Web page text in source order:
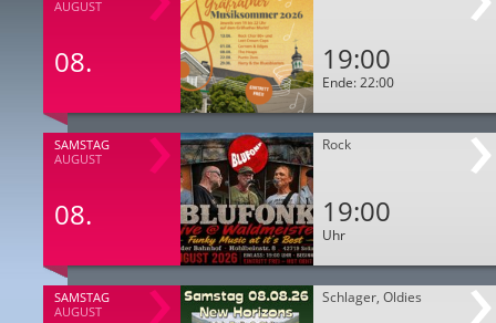
AUGUST
08. 19:00
Ende: 22:00
SAMSTAG
AUGUST
08.
Rock
19:00
Uhr
SAMSTAG
AUGUST
Schlager, Oldies